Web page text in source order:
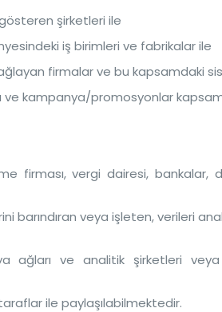
şirketleri ile
iş birimleri ve fabrikalar ile
firmalar ve bu kapsamdaki
kampanya/promosyonlar
firması, vergi dairesi, bankalar,
barındıran veya işleten, verileri
ağları ve analitik şirketleri
ile paylaşılabilmektedir.